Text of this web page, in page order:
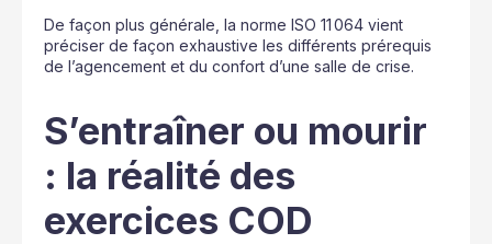
De façon plus générale, la norme ISO 11 064 vient
préciser de façon exhaustive les différents prérequis
de l’agencement et du confort d’une salle de crise.
S’entraîner ou mourir
: la réalité des
exercices COD